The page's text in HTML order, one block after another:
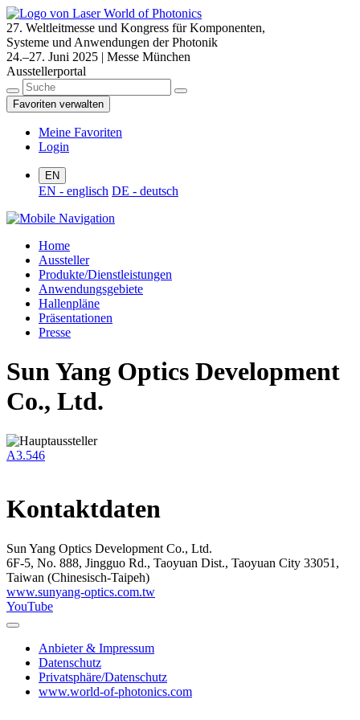
27. Weltleitmesse und Kongress für Komponenten,
Systeme und Anwendungen der Photonik
24.–27. Juni 2025 | Messe München
Ausstellerportal
Favoriten verwalten
Meine Favoriten
Login
EN
EN - englisch DE - deutsch
Home
Aussteller
Produkte/Dienstleistungen
Anwendungsgebiete
Hallenpläne
Präsentationen
Presse
Sun Yang Optics Development
Co., Ltd.
A3.546
Kontaktdaten
Sun Yang Optics Development Co., Ltd.
6F-5, No. 888, Jingguo Rd., Taoyuan Dist., Taoyuan City 33051,
Taiwan (Chinesisch-Taipeh)
www.sunyang-optics.com.tw
YouTube
Anbieter & Impressum
Datenschutz
Privatsphäre/Datenschutz
www.world-of-photonics.com